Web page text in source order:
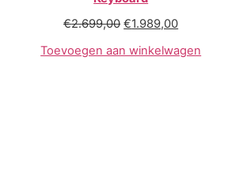
€2.699,00 €1.989,00
Toevoegen aan winkelwagen